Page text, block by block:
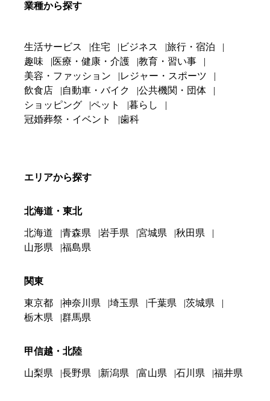
業種から探す
生活サービス 住宅 ビジネス
旅行・宿泊
趣味
医療・健康・介護
教育・習い事
美容・ファッション
レジャー・スポーツ
飲食店
自動車・バイク
公共機関・団体
ショッピング
ペット
暮らし
冠婚葬祭・イベント
歯科
エリアから探す
北海道・東北
北海道 青森県 岩手県 宮城県
秋田県
山形県
福島県
関東
東京都 神奈川県 埼玉県 千葉県
茨城県
栃木県
群馬県
甲信越・北陸
山梨県 長野県 新潟県 富山県 石川県 福井県